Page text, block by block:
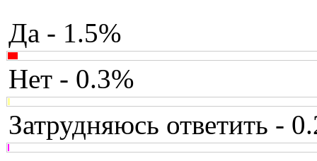
Да - 1.5%
Нет - 0.3%
Затрудняюсь ответить -